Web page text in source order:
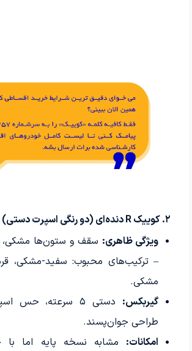
۲. کوییک R دنده‌ای (دو رنگی اسپرت دستی)
ویژگی ظاهری: سقف و ستون‌ها مشکی،
– ترکیب‌های محبوب: سفید-مشکی،
مشکی.
گیربکس:
دستی ۵ سرعته، حس
طراحی جوان‌پسند.
امکانات: مشابه نسخه پایه اما با